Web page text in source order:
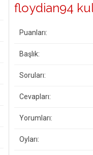
floydian94
Puanları:
Başlık:
Soruları:
Cevapları:
Yorumları:
Oyları: